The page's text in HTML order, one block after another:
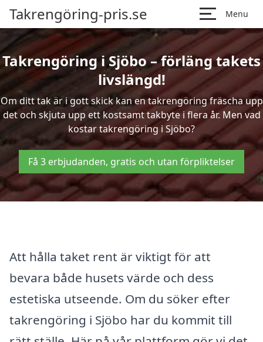
Takrengöring-pris.se Menu
Takrengöring i Sjöbo – förläng takets
livslängd!
Om ditt tak är i gott skick kan en takrengöring fräscha upp
det och skjuta upp ett kostsamt takbyte i flera år. Men vad
kostar takrengöring i Sjöbo?
Få 3 erbjudanden, gratis och utan förpliktelser
Att hålla taket rent är viktigt för att
bevara både husets värde och dess
estetiska utseende. Om du söker efter
takrengöring i Sjöbo har du kommit till